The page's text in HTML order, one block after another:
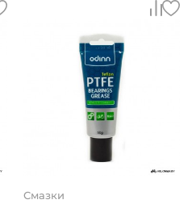
Смазки